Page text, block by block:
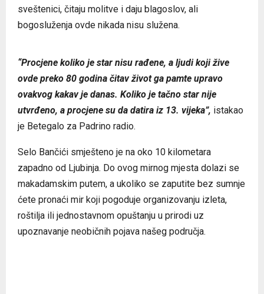
sveštenici, čitaju molitve i daju blagoslov, ali
bogosluženja ovde nikada nisu služena.
“Procjene koliko je star nisu rađene, a ljudi koji žive
ovde preko 80 godina čitav život ga pamte upravo
ovakvog kakav je danas. Koliko je tačno star nije
utvrđeno, a procjene su da datira iz 13. vijeka”, istakao
je Betegalo za Padrino radio.
Selo Bančići smješteno je na oko 10 kilometara
zapadno od Ljubinja. Do ovog mirnog mjesta dolazi se
makadamskim putem, a ukoliko se zaputite bez sumnje
ćete pronaći mir koji pogoduje organizovanju izleta,
roštilja ili jednostavnom opuštanju u prirodi uz
upoznavanje neobičnih pojava našeg područja.